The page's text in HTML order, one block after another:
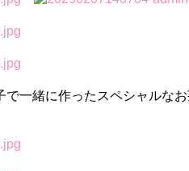
一緒に作ったスペシャルなお